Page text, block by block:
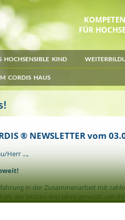
FÜR
HOCHSENSIBLE KIND
CORDIS HAUS
® NEWSLETTER vom
Herr ...,
in der Zusammenarbeit mit
der letzten drei Jahre genutzt, um
Weiterbildung zum
zu können. Diese führen wir in